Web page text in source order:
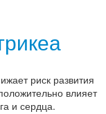
риск развития
влияет
и сердца.